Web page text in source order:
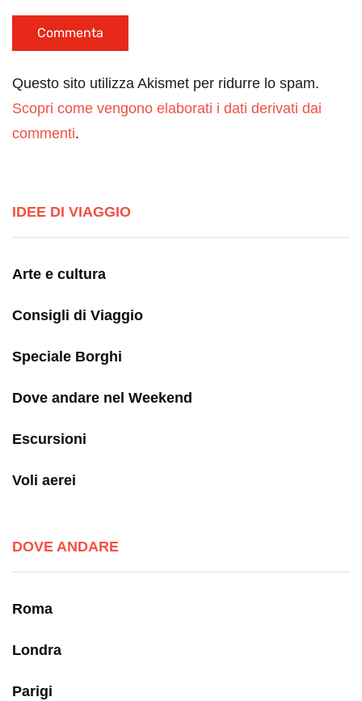
Questo sito utilizza Akismet per ridurre lo spam.
Scopri come vengono elaborati i dati derivati dai
commenti.
IDEE DI VIAGGIO
Arte e cultura
Consigli di Viaggio
Speciale Borghi
Dove andare nel Weekend
Escursioni
Voli aerei
DOVE ANDARE
Roma
Londra
Parigi